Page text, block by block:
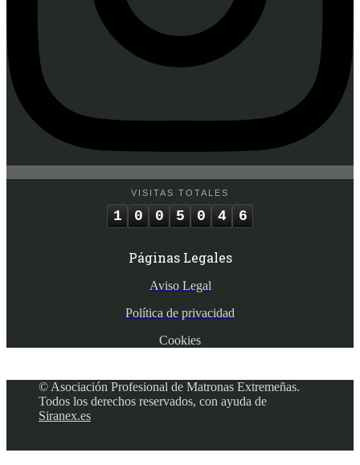
VISITAS TOTALES
1 0 0 5 0 4 6
Páginas Legales
Aviso Legal
Política de privacidad
Cookies
© Asociación Profesional de Matronas Extremeñas.
Todos los derechos reservados, con ayuda de
Siranex.es